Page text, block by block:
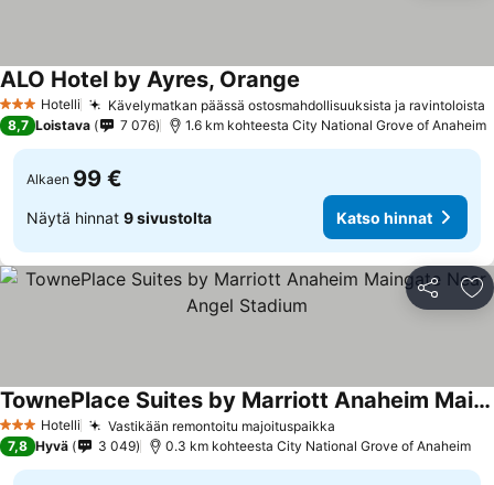
3 Tähtiluokitus
Hotelli Kävelymatkan päässä ostosmahdollisuuksista ja ravintoloista
ALO Hotel by Ayres, Orange
8,7 Loistava 7 076 1.6 km kohteesta City National Grove of Anaheim
Alkaen 99 €
Näytä hinnat 9 sivustolta Katso hinnat
Jaa
3 Tähtiluokitus
Hotelli Vastikään remontoitu majoituspaikka
TownePlace Suites by Marriott Anaheim Maingate Near Angel Stadium
Katso hinnat
7,8 Hyvä 3 049 0.3 km kohteesta City National Grove of Anaheim